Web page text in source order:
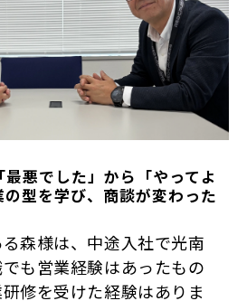
悪でした」から「やってよ
型を学び、商談が変わった
森様は、中途入社で光南
も営業経験はあったもの
修を受けた経験はありま